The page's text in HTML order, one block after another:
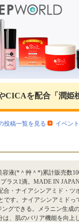
を配合「潤姫桃
投稿一覧を見る イベン
液(*＾艸＾*)累計販売数
ラス1滴。MADE IN
・ナイアシンアミド・ツ
です。ナイアシンアミドっ
グできる。メラニン生成
、肌のバリア機能を向上